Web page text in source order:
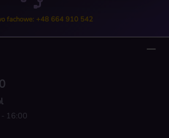
fachowe: +48 664 910 542
- 16:00